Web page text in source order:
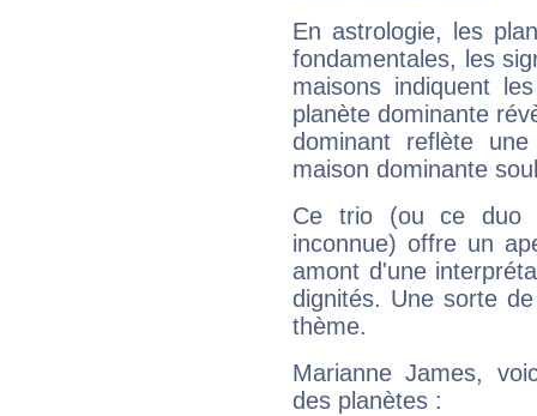
En astrologie, les
fondamentales, les
maisons indiquent
planète dominante
dominant reflète
maison dominante
Ce trio (ou ce duo
inconnue) offre un
amont d'une
dignités. Une sorte
thème.
Marianne James,
des planètes :